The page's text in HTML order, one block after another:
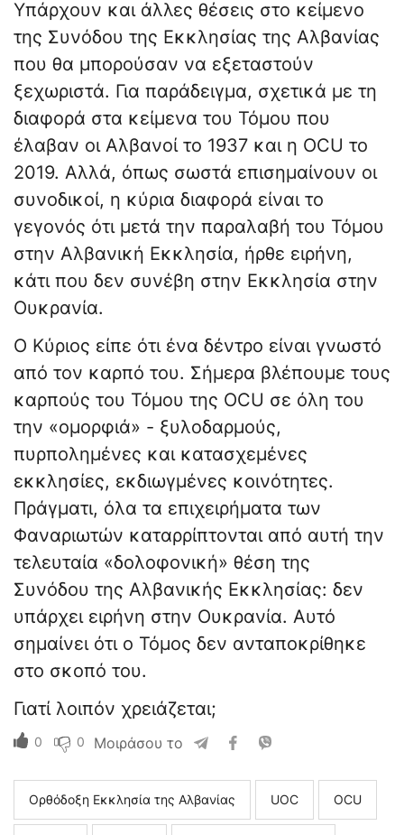
Υπάρχουν και άλλες θέσεις στο κείμενο
της Συνόδου της Εκκλησίας της Αλβανίας
που θα μπορούσαν να εξεταστούν
ξεχωριστά. Για παράδειγμα, σχετικά με τη
διαφορά στα κείμενα του Τόμου που
έλαβαν οι Αλβανοί το 1937 και η OCU το
2019. Αλλά, όπως σωστά επισημαίνουν οι
συνοδικοί, η κύρια διαφορά είναι το
γεγονός ότι μετά την παραλαβή του Τόμου
στην Αλβανική Εκκλησία, ήρθε ειρήνη,
κάτι που δεν συνέβη στην Εκκλησία στην
Ουκρανία.
Ο Κύριος είπε ότι ένα δέντρο είναι γνωστό
από τον καρπό του. Σήμερα βλέπουμε τους
καρπούς του Τόμου της OCU σε όλη του
την «ομορφιά» - ξυλοδαρμούς,
πυρπολημένες και κατασχεμένες
εκκλησίες, εκδιωγμένες κοινότητες.
Πράγματι, όλα τα επιχειρήματα των
Φαναριωτών καταρρίπτονται από αυτή την
τελευταία «δολοφονική» θέση της
Συνόδου της Αλβανικής Εκκλησίας: δεν
υπάρχει ειρήνη στην Ουκρανία. Αυτό
σημαίνει ότι ο Τόμος δεν ανταποκρίθηκε
στο σκοπό του.
Γιατί λοιπόν χρειάζεται;
0 0 Μοιράσου το
Ορθόδοξη Εκκλησία της Αλβανίας UOC ΟCU